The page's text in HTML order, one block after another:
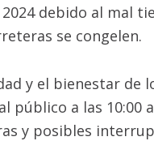
debido al mal
se congelen.
y el bienestar de
público a las
y posibles